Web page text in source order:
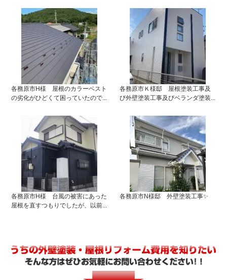
各務原市H様 屋根のカラーベスト
の劣化がひどくて困っていたので...
各務原市Ｋ様邸 屋根塗装工事及
び外壁塗装工事及びベランダ塗装...
各務原市H様 台風の被害にあった
屋根を直すつもりでしたが、以前...
各務原市N様邸 外壁塗装工事✨